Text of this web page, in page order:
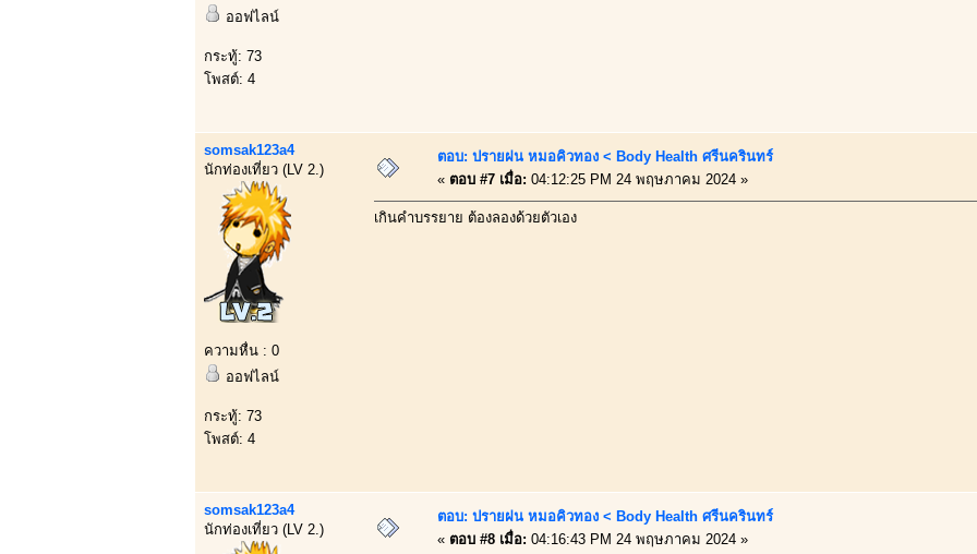
ออฟไลน์
กระทู้: 73
โพสต์: 4
somsak123a4
นักท่องเที่ยว (LV 2.)
ความหื่น : 0
ออฟไลน์
กระทู้: 73
โพสต์: 4
ตอบ: ปรายฝน หมอคิวทอง < Body Health ศรีนครินทร์
« ตอบ #7 เมื่อ: 04:12:25 PM 24 พฤษภาคม 2024 »
เกินคำบรรยาย ต้องลองด้วยตัวเอง
somsak123a4
นักท่องเที่ยว (LV 2.)
ตอบ: ปรายฝน หมอคิวทอง < Body Health ศรีนครินทร์
« ตอบ #8 เมื่อ: 04:16:43 PM 24 พฤษภาคม 2024 »